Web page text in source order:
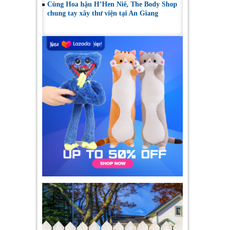
Cùng Hoa hậu H’Hen Niê, The Body Shop
chung tay xây thư viện tại An Giang